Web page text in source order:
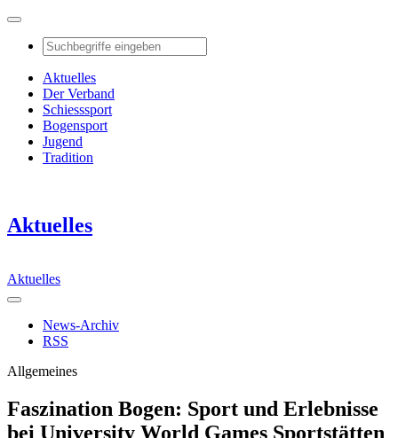
Aktuelles
Der Verband
Schiesssport
Bogensport
Jugend
Tradition
Aktuelles
Aktuelles
News-Archiv
RSS
Allgemeines
Faszination Bogen: Sport und Erlebnisse
bei University World Games Sportstätten